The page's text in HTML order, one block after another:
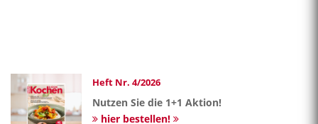
Heft Nr. 4/2026
Nutzen Sie die 1+1 Aktion!
hier bestellen!